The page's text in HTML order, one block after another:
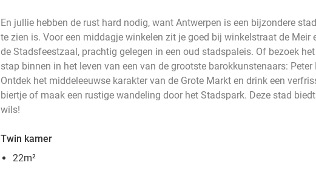
En jullie hebben de rust hard nodig, want Antwerpen is een bijzondere
te zien is. Voor een middagje winkelen zit je goed bij winkelstraat de Meir
de Stadsfeestzaal, prachtig gelegen in een oud stadspaleis. Of bezoek
stap binnen in het leven van een van de grootste barokkunstenaars: Peter
Ontdek het middeleeuwse karakter van de Grote Markt en drink een
biertje of maak een rustige wandeling door het Stadspark. Deze stad
wils!
Twin kamer
22m²